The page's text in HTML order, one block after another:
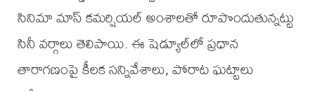
సినిమా మాస్‌ కమర్షియల్‌ అంశాలతో రూపొందుతున్నట్టు
సినీ వర్గాలు తెలిపాయి. ఈ షెడ్యూల్‌లో ప్రధాన
తారాగణంపై కీలక సన్నివేశాలు, పోరాట ఘట్టాలు